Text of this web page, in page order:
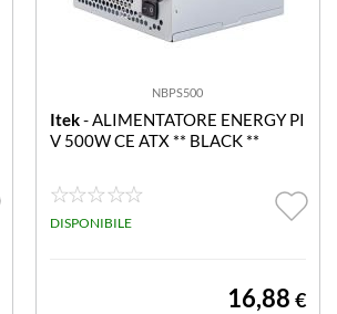
NBPS500
Itek- ALIMENTATORE ENERGY PI
V 500W CE ATX ** BLACK **
DISPONIBILE
16,88 €